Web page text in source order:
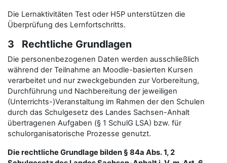
Die Lernaktivitäten Test oder H5P unterstützen die
Überprüfung des Lernfortschritts.
3 Rechtliche Grundlagen
Die personenbezogenen Daten werden ausschließlich
während der Teilnahme an Moodle-basierten Kursen
verarbeitet und nur zweckgebunden zur Vorbereitung,
Durchführung und Nachbereitung der jeweiligen
(Unterrichts-)Veranstaltung im Rahmen der den Schulen
durch das Schulgesetz des Landes Sachsen-Anhalt
übertragenen Aufgaben (§ 1 SchulG LSA) bzw. für
schulorganisatorische Prozesse genutzt.
Die rechtliche Grundlage bilden § 84a Abs. 1, 2